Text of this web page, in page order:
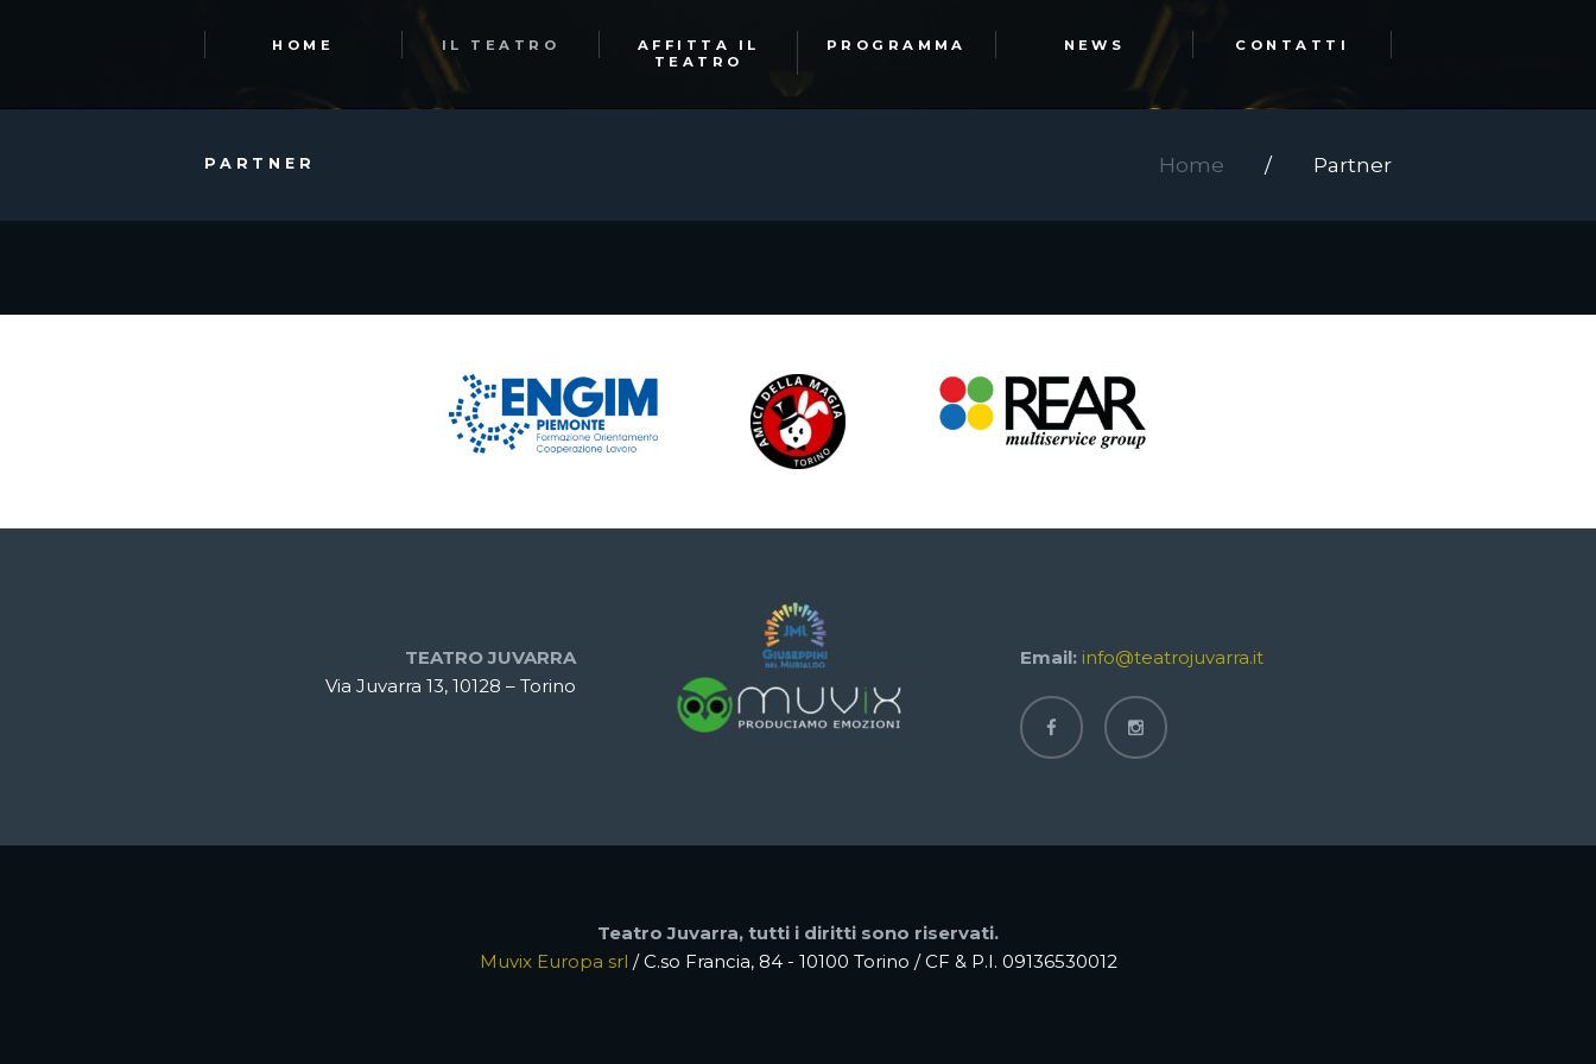
HOME IL TEATRO
AFFITTA IL
TEATRO
PROGRAMMA NEWS CONTATTI
PARTNER Home Partner
TEATRO JUVARRA
Via Juvarra 13, 10128 – Torino
Email: info@teatrojuvarra.it
Teatro Juvarra, tutti i diritti sono riservati.
Muvix Europa srl / C.so Francia, 84 - 10100 Torino / CF & P.I. 09136530012